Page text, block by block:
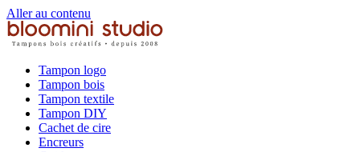
Aller au contenu
Tampon logo
Tampon bois
Tampon textile
Tampon DIY
Cachet de cire
Encreurs